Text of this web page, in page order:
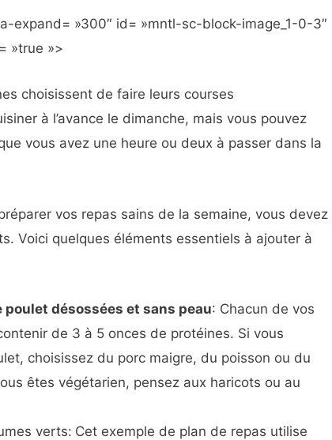
expand= »300″ id= »mntl-sc-block-image_1-0-3″
»true »>
choisissent de faire leurs courses
à l’avance le dimanche, mais vous pouvez
vous avez une heure ou deux à passer dans la
vos repas sains de la semaine, vous devez
Voici quelques éléments essentiels à ajouter à
poulet désossées et sans peau: Chacun de vos
de 3 à 5 onces de protéines. Si vous
choisissez du porc maigre, du poisson ou du
êtes végétarien, pensez aux haricots ou au
verts: Cet exemple de plan de repas utilise